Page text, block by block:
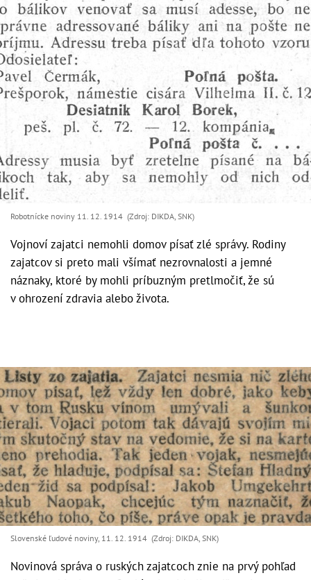
Robotnícke noviny 11. 12. 1914 (Zdroj: DIKDA, SNK)
Vojnoví zajatci nemohli domov písať zlé správy. Rodiny
zajatcov si preto mali všímať nezrovnalosti a jemné
náznaky, ktoré by mohli príbuzným pretlmočiť, že sú
v ohrození zdravia alebo života.
Slovenské ľudové noviny, 11. 12. 1914 (Zdroj: DIKDA, SNK)
Novinová správa o ruských zajatcoch znie na prvý pohľad